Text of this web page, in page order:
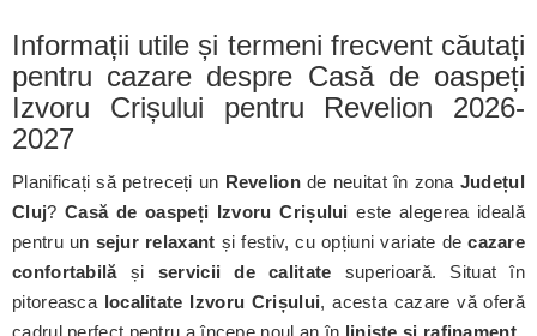
Informații utile și termeni frecvent căutați
pentru cazare despre Casă de oaspeți
Izvoru Crișului pentru Revelion 2026-
2027
Planificați să petreceți un Revelionde neuitat în zona Județul
Cluj?Casă de oaspeți Izvoru Crișului este alegerea ideală
pentru un sejur relaxant și festiv, cu opțiuni variate decazare
confortabilăși servicii de calitate superioară. Situat în
pitoreasca localitate Izvoru Crișului, acesta cazare vă oferă
cadrul perfect pentru a începe noul an în liniște și rafinament.